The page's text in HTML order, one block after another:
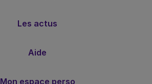
Les actus
Aide
Mon espace perso